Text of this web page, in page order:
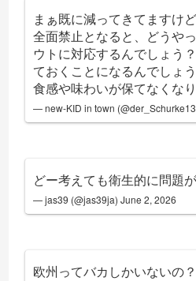
まぁ既に減ってきてますけど
全面禁止となると、どうや
ウトに対応するんでしょう
ておくことになるんでしょう
食感や味わいが保てなくなり
— new-KID in town
どー考えても衛生的に問題
— jas39 (@jas39ja)June 2, 2026
欧州ってバカしかいないの